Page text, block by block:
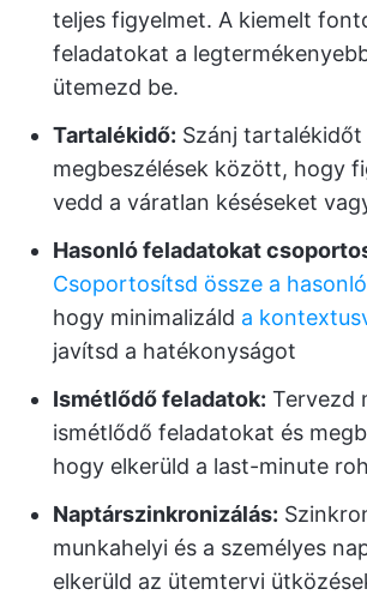
teljes figyelmet. A kiemelt
feladatokat a
ütemezd be.
Tartalékidő: Szánj
megbeszélések között, hogy
vedd a váratlan késéseket
Hasonló feladatokat
Csoportosítsd össze a
hogy minimalizáld a
javítsd a hatékonyságot
Ismétlődő feladatok: Tervezd
ismétlődő feladatokat és
hogy elkerüld a last-minute
Naptárszinkronizálás:
munkahelyi és a személyes
elkerüld az ütemtervi